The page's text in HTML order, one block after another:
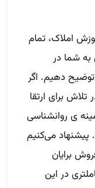
املاک، تمام
شما در
دهیم. اگر
برای ارتقا
ی‌ روانشناسی
. پیشنهاد می‌کنیم
برایان
در این